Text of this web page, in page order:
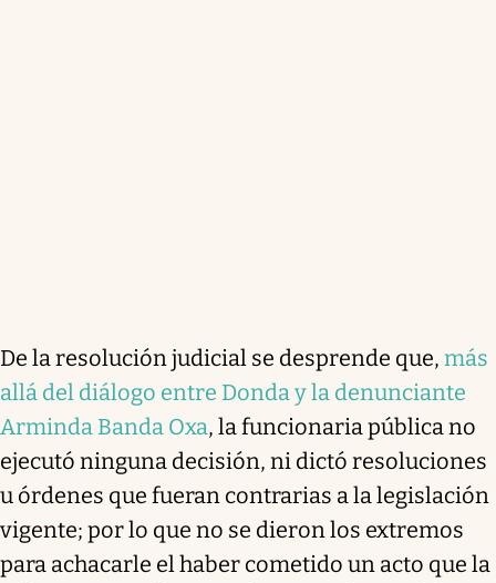
De la resolución judicial se desprende que, más
allá del diálogo entre Donda y la denunciante
Arminda Banda Oxa, la funcionaria pública no
ejecutó ninguna decisión, ni dictó resoluciones
u órdenes que fueran contrarias a la legislación
vigente; por lo que no se dieron los extremos
para achacarle el haber cometido un acto que la